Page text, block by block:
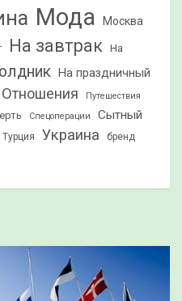
Мода Москва
На завтрак На
На праздничный
Отношения Путешествия
Спецоперации
Сытный
Турция Украина бренд